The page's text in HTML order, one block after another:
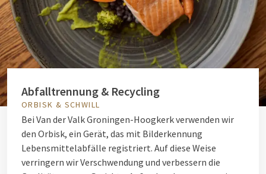
Abfalltrennung & Recycling
ORBISK & SCHWILL
Bei Van der Valk Groningen-Hoogkerk verwenden wir
den Orbisk, ein Gerät, das mit Bilderkennung
Lebensmittelabfälle registriert. Auf diese Weise
verringern wir Verschwendung und verbessern die